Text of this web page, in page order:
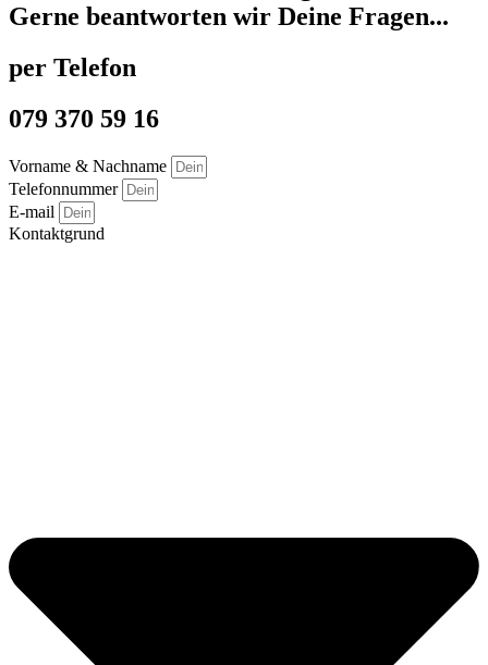
Gerne beantworten wir Deine Fragen...
per Telefon
079 370 59 16
Vorname & Nachname
Telefonnummer
E-mail
Kontaktgrund